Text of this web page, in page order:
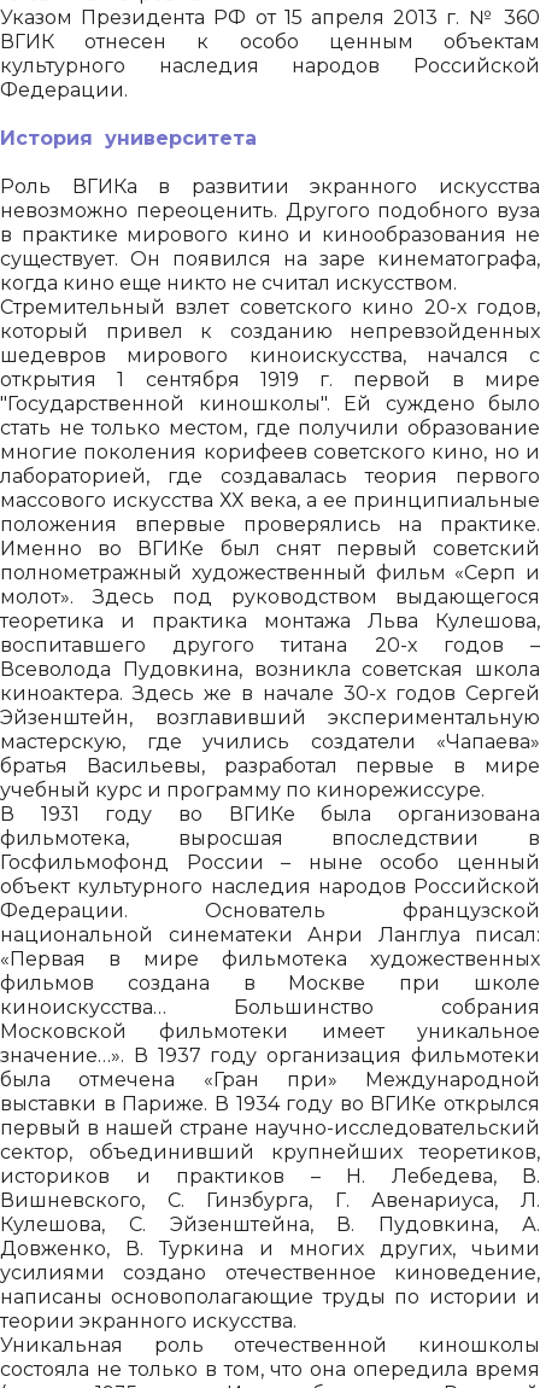
Указом Президента РФ от 15 апреля 2013 г. № 360
ВГИК отнесен к особо ценным объектам
культурного наследия народов Российской
Федерации.
История университета
Роль ВГИКа в развитии экранного искусства
невозможно переоценить. Другого подобного вуза
в практике мирового кино и кинообразования не
существует. Он появился на заре кинематографа,
когда кино еще никто не считал искусством.
Стремительный взлет советского кино 20-х годов,
который привел к созданию непревзойденных
шедевров мирового киноискусства, начался с
открытия 1 сентября 1919 г. первой в мире
"Государственной киношколы". Ей суждено было
стать не только местом, где получили образование
многие поколения корифеев советского кино, но и
лабораторией, где создавалась теория первого
массового искусства ХХ века, а ее принципиальные
положения впервые проверялись на практике.
Именно во ВГИКе был снят первый советский
полнометражный художественный фильм «Серп и
молот». Здесь под руководством выдающегося
теоретика и практика монтажа Льва Кулешова,
воспитавшего другого титана 20-х годов –
Всеволода Пудовкина, возникла советская школа
киноактера. Здесь же в начале 30-х годов Сергей
Эйзенштейн, возглавивший экспериментальную
мастерскую, где учились создатели «Чапаева»
братья Васильевы, разработал первые в мире
учебный курс и программу по кинорежиссуре.
В 1931 году во ВГИКе была организована
фильмотека, выросшая впоследствии в
Госфильмофонд России – ныне особо ценный
объект культурного наследия народов Российской
Федерации. Основатель французской
национальной синематеки Анри Ланглуа писал:
«Первая в мире фильмотека художественных
фильмов создана в Москве при школе
киноискусства… Большинство собрания
Московской фильмотеки имеет уникальное
значение…». В 1937 году организация фильмотеки
была отмечена «Гран при» Международной
выставки в Париже. В 1934 году во ВГИКе открылся
первый в нашей стране научно-исследовательский
сектор, объединивший крупнейших теоретиков,
историков и практиков – Н. Лебедева, В.
Вишневского, С. Гинзбурга, Г. Авенариуса, Л.
Кулешова, С. Эйзенштейна, В. Пудовкина, А.
Довженко, В. Туркина и многих других, чьими
усилиями создано отечественное киноведение,
написаны основополагающие труды по истории и
теории экранного искусства.
Уникальная роль отечественной киношколы
состояла не только в том, что она опередила время